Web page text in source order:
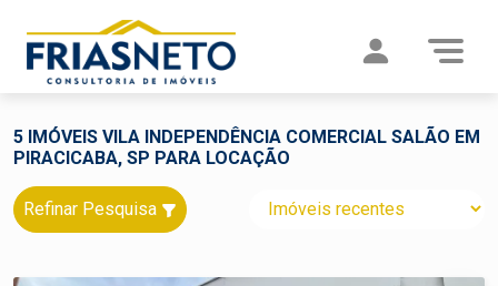
5 IMÓVEIS VILA INDEPENDÊNCIA COMERCIAL SALÃO EM
PIRACICABA, SP PARA LOCAÇÃO
Refinar Pesquisa